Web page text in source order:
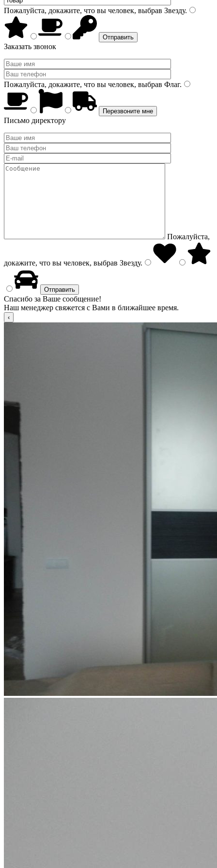
Пожалуйста, докажите, что вы человек, выбрав Звезду.
Заказать звонок
Пожалуйста, докажите, что вы человек, выбрав Флаг.
Письмо директору
Пожалуйста,
докажите, что вы человек, выбрав Звезду.
Спасибо за Ваше сообщение!
Наш менеджер свяжется с Вами в ближайшее время.